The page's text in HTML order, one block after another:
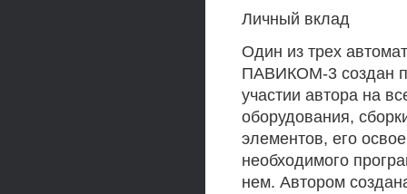
Личный вклад
Один из трех
ПАВИКОМ-3 создан
участии автора на
оборудования,
элементов, его
необходимого
нем. Автором